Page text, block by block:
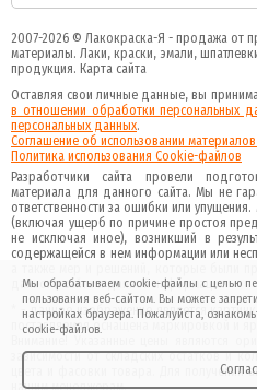
2007-2026 © Лакокраска-Я - продажа от
материалы. Лаки, краски, эмали,
продукция. Карта сайта
Оставляя свои личные данные, вы
в отношении обработки персональных
персональных данных.
Соглашение об использовании
Политика использования Cookie-файлов
Разработчики сайта провели
материала для данного сайта. Мы не
ответственности за ошибки или
(включая ущерб по причине простоя
не исключая иное), возникший в
содержащейся в нем информации или
данного сайта и данной информации.
* - данное изображение является
поставляемая оснащена маркировкой и
зависимости от складских остатков и
цвета и фасовки товара. Для получения
нашим менеджерам.
Мы обрабатываем cookie-файлы с целью
пользования веб-сайтом. Вы можете
настройках браузера. Пожалуйста,
cookie-файлов.